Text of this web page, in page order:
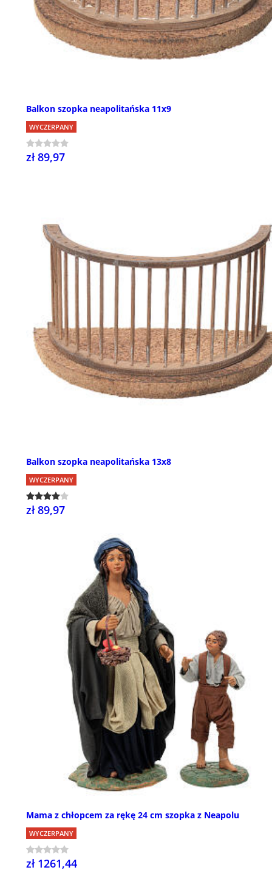
Balkon szopka neapolitańska 11x9
WYCZERPANY
zł 89,97
Balkon szopka neapolitańska 13x8
WYCZERPANY
zł 89,97
Mama z chłopcem za rękę 24 cm szopka z Neapolu
WYCZERPANY
zł 1261,44